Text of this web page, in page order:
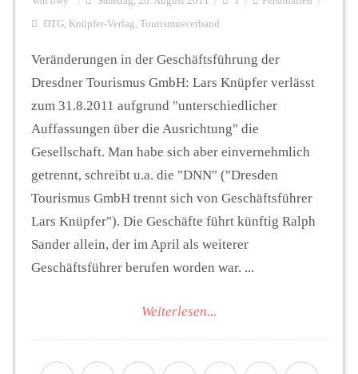
DTG, Knüpfer-Verlag, Tourismusverband
Veränderungen in der Geschäftsführung der
Dresdner Tourismus GmbH: Lars Knüpfer verlässt
zum 31.8.2011 aufgrund "unterschiedlicher
Auffassungen über die Ausrichtung" die
Gesellschaft. Man habe sich aber einvernehmlich
getrennt, schreibt u.a. die "DNN" ("Dresden
Tourismus GmbH trennt sich von Geschäftsführer
Lars Knüpfer"). Die Geschäfte führt künftig Ralph
Sander allein, der im April als weiterer
Geschäftsführer berufen worden war. ...
Weiterlesen...